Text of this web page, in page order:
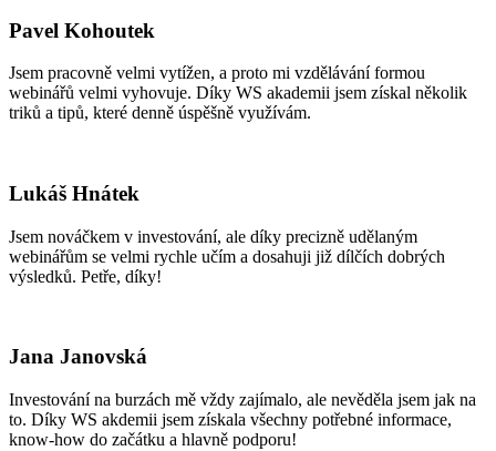
Pavel Kohoutek
Jsem pracovně velmi vytížen, a proto mi vzdělávání formou
webinářů velmi vyhovuje. Díky WS akademii jsem získal několik
triků a tipů, které denně úspěšně využívám.
Lukáš Hnátek
Jsem nováčkem v investování, ale díky precizně udělaným
webinářům se velmi rychle učím a dosahuji již dílčích dobrých
výsledků. Petře, díky!
Jana Janovská
Investování na burzách mě vždy zajímalo, ale nevěděla jsem jak na
to. Díky WS akdemii jsem získala všechny potřebné informace,
know-how do začátku a hlavně podporu!